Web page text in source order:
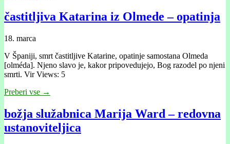
častitljiva Katarina iz Olmede – opatinja
18. marca
V Španiji, smrt častitljive Katarine, opatinje samostana Olmeda
[olméda]. Njeno slavo je, kakor pripovedujejo, Bog razodel po njeni
smrti. Vir Views: 5
Preberi vse →
božja služabnica Marija Ward – redovna
ustanoviteljica